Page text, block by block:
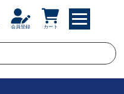
会員登録 カート